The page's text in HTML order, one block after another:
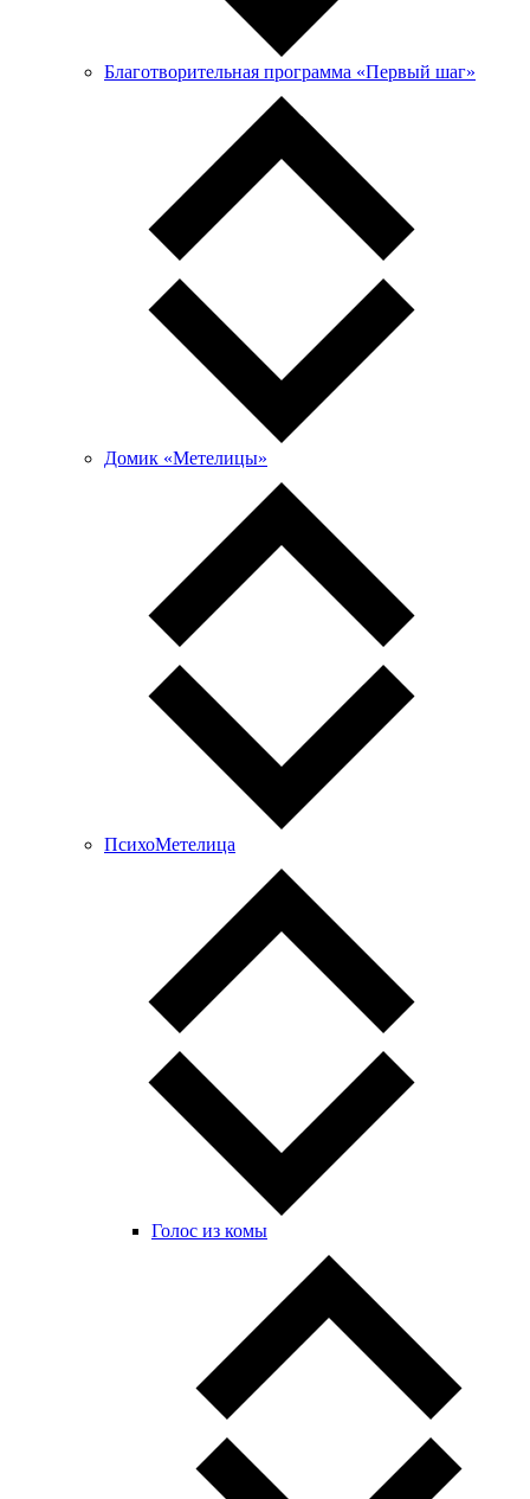
Благотворительная программа «Первый шаг»
Домик «Метелицы»
ПсихоМетелица
Голос из комы